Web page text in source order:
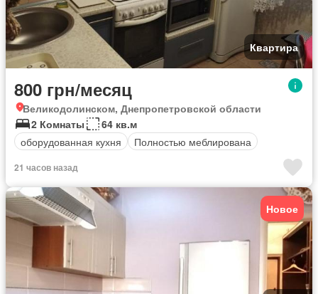
Квартира
800 грн/месяц
Великодолинском, Днепропетровской области
2 Комнаты
64 кв.м
оборудованная кухня
Полностью меблирована
21 часов назад
Новое